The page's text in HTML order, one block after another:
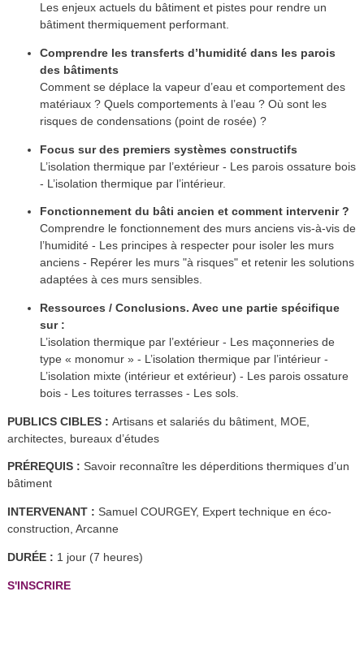
Les enjeux actuels du bâtiment et pistes pour rendre un
bâtiment thermiquement performant.
Comprendre les transferts d’humidité dans les parois
des bâtiments
Comment se déplace la vapeur d’eau et comportement des
matériaux ? Quels comportements à l’eau ? Où sont les
risques de condensations (point de rosée) ?
Focus sur des premiers systèmes constructifs
L’isolation thermique par l’extérieur - Les parois ossature bois
- L’isolation thermique par l’intérieur.
Fonctionnement du bâti ancien et comment intervenir ?
Comprendre le fonctionnement des murs anciens vis-à-vis de
l’humidité - Les principes à respecter pour isoler les murs
anciens - Repérer les murs "à risques" et retenir les solutions
adaptées à ces murs sensibles.
Ressources / Conclusions. Avec une partie spécifique
sur :
L’isolation thermique par l’extérieur - Les maçonneries de
type « monomur » - L’isolation thermique par l’intérieur -
L’isolation mixte (intérieur et extérieur) - Les parois ossature
bois - Les toitures terrasses - Les sols.
PUBLICS CIBLES : Artisans et salariés du bâtiment, MOE,
architectes, bureaux d’études
PRÉREQUIS : Savoir reconnaître les déperditions thermiques d’un
bâtiment
INTERVENANT : Samuel COURGEY, Expert technique en éco-
construction, Arcanne
DURÉE : 1 jour (7 heures)
S'INSCRIRE